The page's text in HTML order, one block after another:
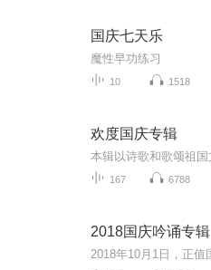
国庆七天乐
魔性早功练习
10 1518
欢度国庆专辑
167 6788
2018国庆吟诵专辑